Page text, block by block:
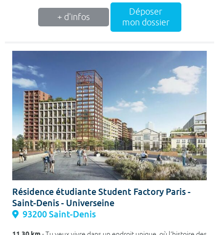
+ d'infos
Déposer
mon dossier
Résidence étudiante Student Factory Paris -
Saint-Denis - Universeine
93200 Saint-Denis